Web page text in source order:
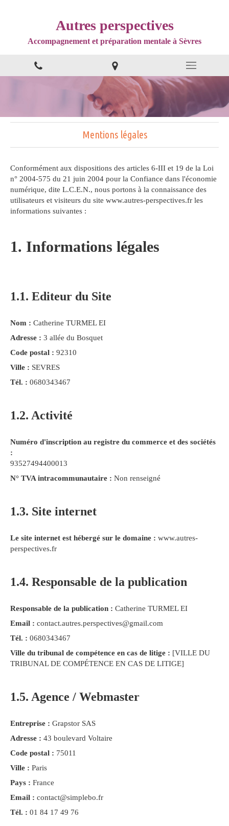
Autres perspectives
Accompagnement et préparation mentale à Sèvres
Mentions légales
Conformément aux dispositions des articles 6-III et 19 de la Loi
n° 2004-575 du 21 juin 2004 pour la Confiance dans l'économie
numérique, dite L.C.E.N., nous portons à la connaissance des
utilisateurs et visiteurs du site www.autres-perspectives.fr les
informations suivantes :
1. Informations légales
1.1. Editeur du Site
Nom : Catherine TURMEL EI
Adresse : 3 allée du Bosquet
Code postal : 92310
Ville : SEVRES
Tél. : 0680343467
1.2. Activité
Numéro d'inscription au registre du commerce et des sociétés
:
93527494400013
N° TVA intracommunautaire : Non renseigné
1.3. Site internet
Le site internet est hébergé sur le domaine : www.autres-
perspectives.fr
1.4. Responsable de la publication
Responsable de la publication : Catherine TURMEL EI
Email : contact.autres.perspectives@gmail.com
Tél. : 0680343467
Ville du tribunal de compétence en cas de litige : [VILLE DU
TRIBUNAL DE COMPÉTENCE EN CAS DE LITIGE]
1.5. Agence / Webmaster
Entreprise : Grapstor SAS
Adresse : 43 boulevard Voltaire
Code postal : 75011
Ville : Paris
Pays : France
Email : contact@simplebo.fr
Tél. : 01 84 17 49 76